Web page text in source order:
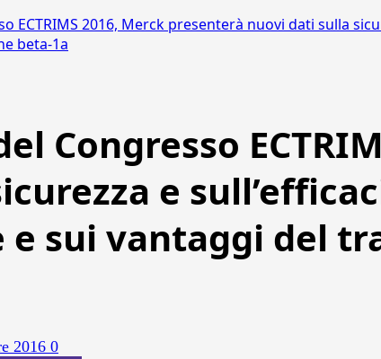
ECTRIMS 2016, Merck presenterà nuovi dati sulla
beta-1a
Congresso
e
e sui vantaggi del
2016 0